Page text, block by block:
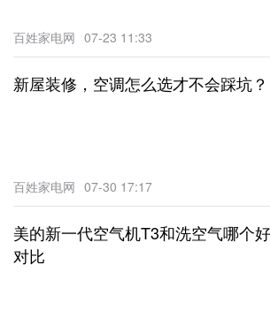
百姓家电网 07-23 11:33
新屋装修，空调怎么选才不会踩坑？
百姓家电网 07-30 17:17
美的新一代空气机T3和洗空气哪个
对比